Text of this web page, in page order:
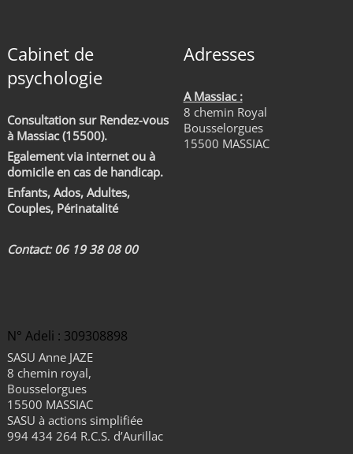
Cabinet de
psychologie
Consultation sur Rendez-vous
à Massiac (15500).
Egalement via internet ou à
domicile en cas de handicap.
Enfants, Ados, Adultes,
Couples, Périnatalité
Contact: 06 19 38 08 00
Adresses
A Massiac :
8 chemin Royal
Bousselorgues
15500 MASSIAC
N° Adeli : 309308898
SASU Anne JAZE
8 chemin royal,
Bousselorgues
15500 MASSIAC
SASU à actions simplifiée
994 434 264 R.C.S. d’Aurillac